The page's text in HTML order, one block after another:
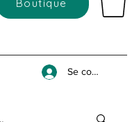
Boutique
Se connecter